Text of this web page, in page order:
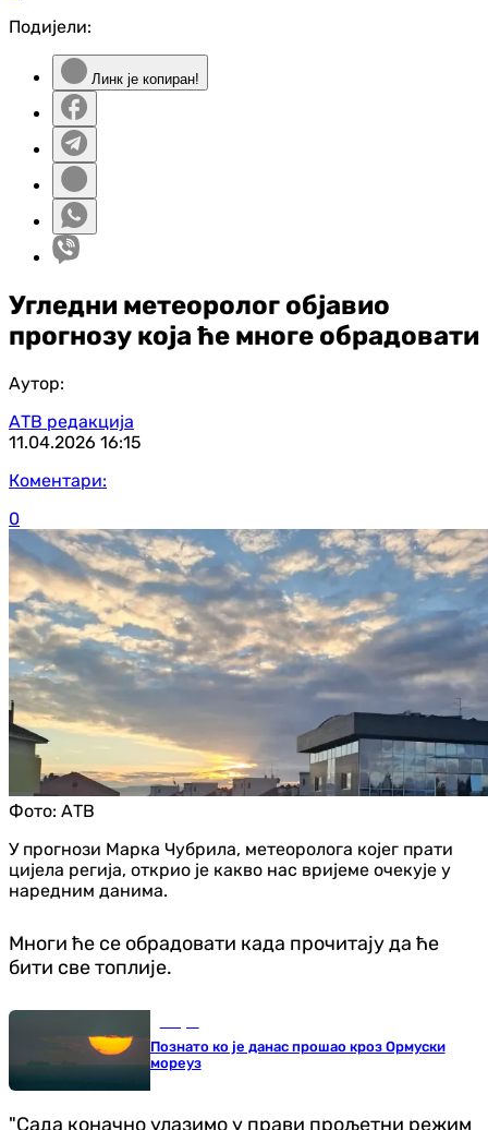
Подијели:
Линк је копиран!
Угледни метеоролог објавио
прогнозу која ће многе обрадовати
Аутор:
АТВ редакција
11.04.2026 16:15
Коментари:
0
Фото: АТВ
У прогнози Марка Чубрила, метеоролога којег прати
цијела регија, открио је какво нас вријеме очекује у
наредним данима.
Многи ће се обрадовати када прочитају да ће
бити све топлије.
Познато ко је данас прошао кроз Ормуски
мореуз
"Сада коначно улазимо у прави прољетни режим